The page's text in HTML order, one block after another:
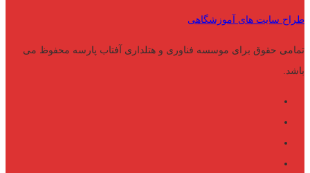
طراح سایت های آموزشگاهی
تمامی حقوق برای موسسه فناوری و هتلداری آفتاب پارسه محفوظ می
باشد.